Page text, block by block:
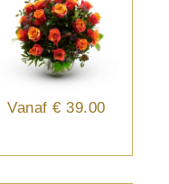
Vanaf € 39.00